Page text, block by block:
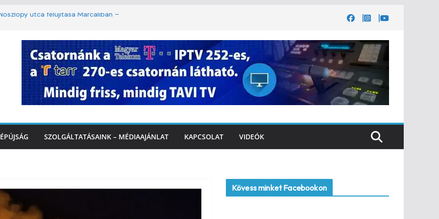
utca felújítása Marcaliban –
lakossági felháborodást váltott ki a
Marcaliban – VIDEÓ
a Balatonnál – az első félidő végén
SZOLGÁLTATÁSAINK – MÉDIAAJÁNLAT KAPCSOLAT VIDEÓK
Kövess minket Facebookon